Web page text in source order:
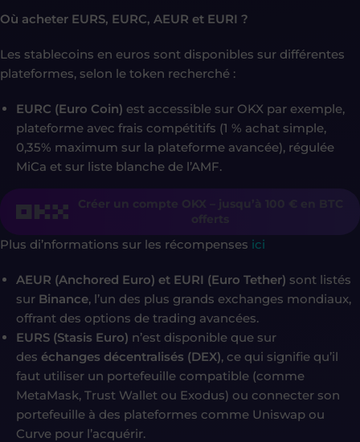
Où acheter EURS, EURC, AEUR et EURI ?
Les stablecoins en euros sont disponibles sur différentes
plateformes, selon le token recherché :
EURC (Euro Coin) est accessible sur OKX par exemple,
plateforme avec frais compétitifs (1 % achat simple,
0,35% maximum sur la plateforme avancée), régulée
MiCa et sur liste blanche de l’AMF.
Créer un compte OKX – jusqu’à 100 € en BTC
offerts
Plus di’nformations sur les récompenses ici
AEUR (Anchored Euro) et EURI (Euro Tether) sont listés
sur Binance, l’un des plus grands exchanges mondiaux,
offrant des options de trading avancées.
EURS (Stasis Euro) n’est disponible que sur
des échanges décentralisés (DEX), ce qui signifie qu’il
faut utiliser un portefeuille compatible (comme
MetaMask, Trust Wallet ou Exodus) ou connecter son
portefeuille à des plateformes comme Uniswap ou
Curve pour l’acquérir.